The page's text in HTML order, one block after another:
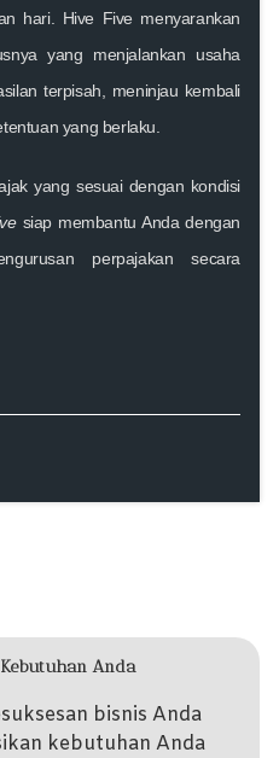
hari. Hive Five menyarankan
yang menjalankan usaha
terpisah, meninjau kembali
yang berlaku.
yang sesuai dengan kondisi
siap membantu Anda dengan
perpajakan secara
Anda
bisnis Anda
kebutuhan Anda